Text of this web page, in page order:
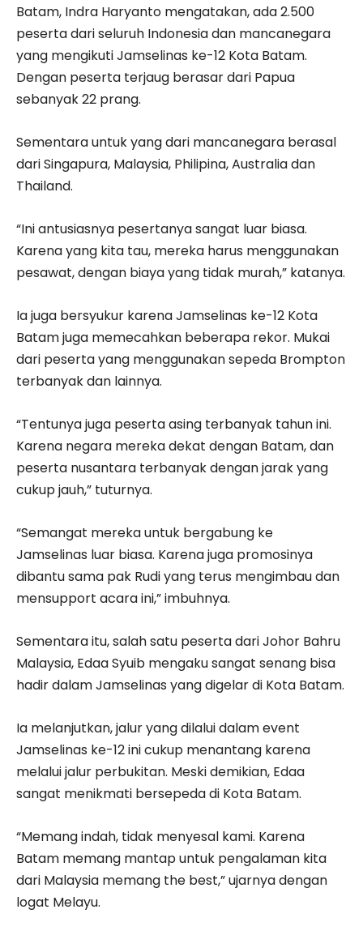
Batam, Indra Haryanto mengatakan, ada 2.500
peserta dari seluruh Indonesia dan mancanegara
yang mengikuti Jamselinas ke-12 Kota Batam.
Dengan peserta terjaug berasar dari Papua
sebanyak 22 prang.
Sementara untuk yang dari mancanegara berasal
dari Singapura, Malaysia, Philipina, Australia dan
Thailand.
“Ini antusiasnya pesertanya sangat luar biasa.
Karena yang kita tau, mereka harus menggunakan
pesawat, dengan biaya yang tidak murah,” katanya.
Ia juga bersyukur karena Jamselinas ke-12 Kota
Batam juga memecahkan beberapa rekor. Mukai
dari peserta yang menggunakan sepeda Brompton
terbanyak dan lainnya.
“Tentunya juga peserta asing terbanyak tahun ini.
Karena negara mereka dekat dengan Batam, dan
peserta nusantara terbanyak dengan jarak yang
cukup jauh,” tuturnya.
“Semangat mereka untuk bergabung ke
Jamselinas luar biasa. Karena juga promosinya
dibantu sama pak Rudi yang terus mengimbau dan
mensupport acara ini,” imbuhnya.
Sementara itu, salah satu peserta dari Johor Bahru
Malaysia, Edaa Syuib mengaku sangat senang bisa
hadir dalam Jamselinas yang digelar di Kota Batam.
Ia melanjutkan, jalur yang dilalui dalam event
Jamselinas ke-12 ini cukup menantang karena
melalui jalur perbukitan. Meski demikian, Edaa
sangat menikmati bersepeda di Kota Batam.
“Memang indah, tidak menyesal kami. Karena
Batam memang mantap untuk pengalaman kita
dari Malaysia memang the best,” ujarnya dengan
logat Melayu.